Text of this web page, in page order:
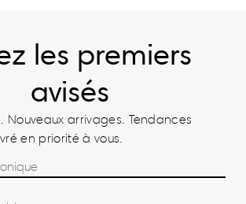
les premiers
avisés
Nouveaux arrivages. Tendances
en priorité à vous.